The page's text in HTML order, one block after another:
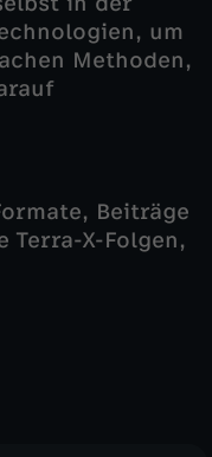
um
Methoden,
Beiträge
Terra-X-Folgen,